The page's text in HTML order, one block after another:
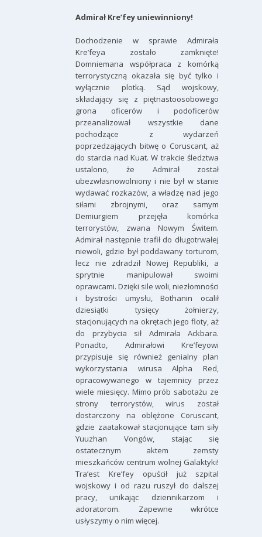
Admirał Kre’fey uniewinniony!
Dochodzenie w sprawie Admirała
Kre’feya zostało zamknięte!
Domniemana współpraca z komórką
terrorystyczną okazała się być tylko i
wyłącznie plotką. Sąd wojskowy,
składający się z piętnastoosobowego
grona oficerów i podoficerów
przeanalizował wszystkie dane
pochodzące z wydarzeń
poprzedzających bitwę o Coruscant, aż
do starcia nad Kuat. W trakcie śledztwa
ustalono, że Admirał został
ubezwłasnowolniony i nie był w stanie
wydawać rozkazów, a władzę nad jego
siłami zbrojnymi, oraz samym
Demiurgiem przejęła komórka
terrorystów, zwana Nowym Świtem.
Admirał następnie trafił do długotrwałej
niewoli, gdzie był poddawany torturom,
lecz nie zdradził Nowej Republiki, a
sprytnie manipulował swoimi
oprawcami. Dzięki sile woli, niezłomności
i bystrości umysłu, Bothanin ocalił
dziesiątki tysięcy żołnierzy,
stacjonujących na okrętach jego floty, aż
do przybycia sił Admirała Ackbara.
Ponadto, Admirałowi Kre’feyowi
przypisuje się również genialny plan
wykorzystania wirusa Alpha Red,
opracowywanego w tajemnicy przez
wiele miesięcy. Mimo prób sabotażu ze
strony terrorystów, wirus został
dostarczony na oblężone Coruscant,
gdzie zaatakował stacjonujące tam siły
Yuuzhan Vongów, stając się
ostatecznym aktem zemsty
mieszkańców centrum wolnej Galaktyki!
Tra’est Kre’fey opuścił już szpital
wojskowy i od razu ruszył do dalszej
pracy, unikając dziennikarzom i
adoratorom. Zapewne wkrótce
usłyszymy o nim więcej.